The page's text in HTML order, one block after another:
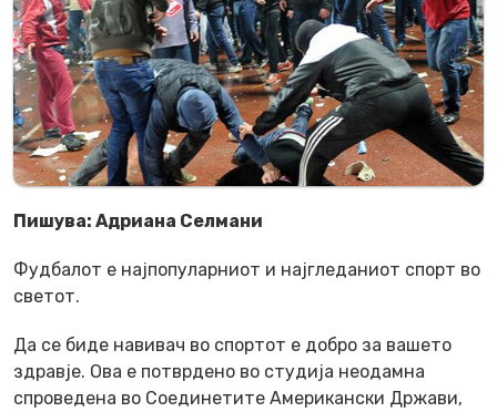
Пишува: Адриана Селмани
Фудбалот е најпопуларниот и најгледаниот спорт во
светот.
Да се биде навивач во спортот е добро за вашето
здравје. Ова е потврдено во студија неодамна
спроведена во Соединетите Американски Држави,